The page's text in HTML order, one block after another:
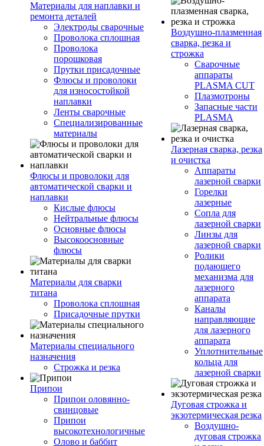
Материалы для наплавки и
ремонта деталей
Электроды сварочные
Проволока сплошная
Проволока
порошковая
Прутки присадочные
Флюсы и проволоки
для износостойкой
наплавки
Ленты сварочные
Специализированные
материалы
Флюсы и проволоки для
автоматической сварки и
наплавки
Кислые флюсы
Нейтральные флюсы
Основные флюсы
Высокоосновные
флюсы
Материалы для сварки
титана
Проволока сплошная
Присадочные прутки
Материалы специального
назначения
Строжка и резка
Припои
Припои оловянно-
свинцовые
Припои
высокотехнологичные
Олово и баббит
Воздушно-плазменная
сварка, резка и
строжка
Сварочные
аппараты
PLASMA CUT
Плазмотроны
Запасные части
PLASMA
Лазерная сварка, резка
и очистка
Аппараты
лазерной сварки
Горелки
лазерные
Сопла для
лазерной сварки
Линзы для
лазерной сварки
Ролики
подающего
механизма для
лазерного
аппарата
Каналы
направляющие
для лазерного
аппарата
Уплотнительные
кольца для
лазерной сварки
Дуговая строжка и
экзотермическая резка
Воздушно-
дуговая строжка